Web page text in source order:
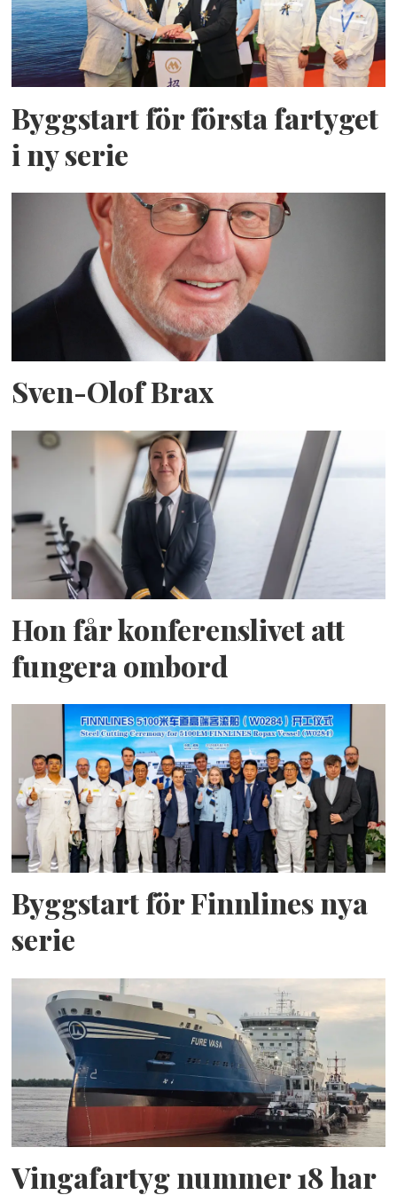
Byggstart för första fartyget
i ny serie
Sven-Olof Brax
Hon får konferenslivet att
fungera ombord
Byggstart för Finnlines nya
serie
Vingafartyg nummer 18 har